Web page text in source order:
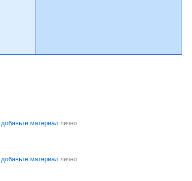
добавьте материал лично
добавьте материал лично